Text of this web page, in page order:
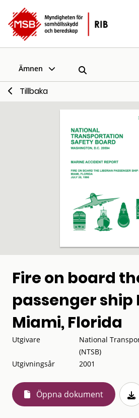
Ämnen
Tillbaka
Fire on board
passenger ship
Miami, Florida
Utgivare
National
(NTSB)
Utgivningsår
2001
Öppna dokument